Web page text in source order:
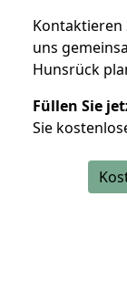
Kontaktieren
uns
Hunsrück
Füllen Sie
Sie